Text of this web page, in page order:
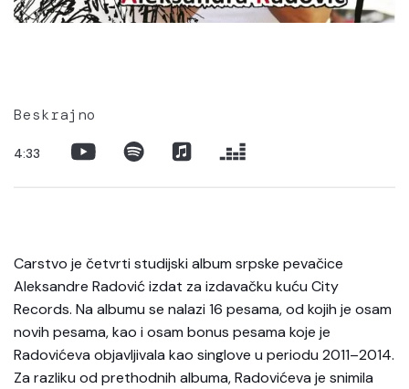
Beskrajno
4:33
Carstvo je četvrti studijski album srpske pevačice
Aleksandre Radović izdat za izdavačku kuću City
Records. Na albumu se nalazi 16 pesama, od kojih je osam
novih pesama, kao i osam bonus pesama koje je
Radovićeva objavljivala kao singlove u periodu 2011–2014.
Za razliku od prethodnih albuma, Radovićeva je snimila